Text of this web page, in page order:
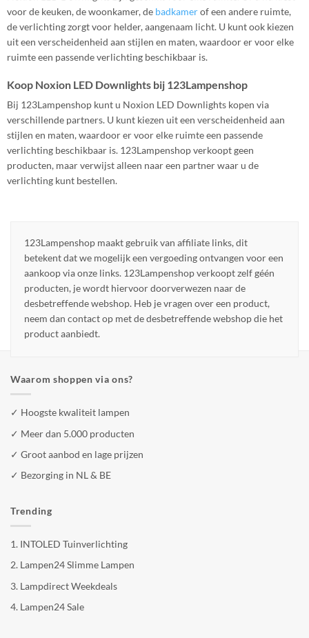
voor de keuken, de woonkamer, de badkamerof een andere ruimte,
de verlichting zorgt voor helder, aangenaam licht. U kunt ook kiezen
uit een verscheidenheid aan stijlen en maten, waardoor er voor elke
ruimte een passende verlichting beschikbaar is.
Koop Noxion LED Downlights bij 123Lampenshop
Bij 123Lampenshop kunt u Noxion LED Downlights kopen via
verschillende partners. U kunt kiezen uit een verscheidenheid aan
stijlen en maten, waardoor er voor elke ruimte een passende
verlichting beschikbaar is. 123Lampenshop verkoopt geen
producten, maar verwijst alleen naar een partner waar u de
verlichting kunt bestellen.
123Lampenshop maakt gebruik van affiliate links, dit
betekent dat we mogelijk een vergoeding ontvangen voor een
aankoop via onze links. 123Lampenshop verkoopt zelf géén
producten, je wordt hiervoor doorverwezen naar de
desbetreffende webshop. Heb je vragen over een product,
neem dan contact op met de desbetreffende webshop die het
product aanbiedt.
Waarom shoppen via ons?
✓ Hoogste kwaliteit lampen
✓ Meer dan 5.000 producten
✓ Groot aanbod en lage prijzen
✓ Bezorging in NL & BE
Trending
1. INTOLED Tuinverlichting
2. Lampen24 Slimme Lampen
3. Lampdirect Weekdeals
4. Lampen24 Sale